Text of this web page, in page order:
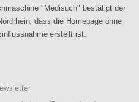
"Medisuch" bestätigt der
dass die Homepage ohne
erstellt ist.